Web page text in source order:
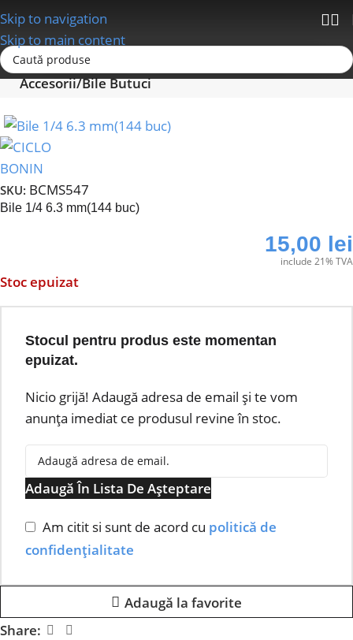
Skip to navigation
Skip to main content
Prima pagină
Accesorii/Bile Butuci
SKU: BCMS547
Bile 1/4 6.3 mm(144 buc)
15,00 lei
include 21% TVA
Stoc epuizat
Stocul pentru produs este momentan
epuizat.
Nicio grijă! Adaugă adresa de email și te vom
anunța imediat ce produsul revine în stoc.
Adaugă În Lista De Așteptare
Am citit si sunt de acord cu politică de
confidențialitate
Adaugă la favorite
Share: